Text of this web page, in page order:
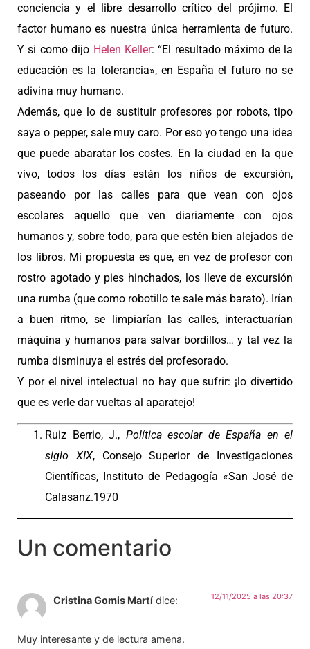
conciencia y el libre desarrollo crítico del prójimo. El
factor humano es nuestra única herramienta de futuro.
Y si como dijo Helen Keller: “El resultado máximo de la
educación es la tolerancia», en España el futuro no se
adivina muy humano.
Además, que lo de sustituir profesores por robots, tipo
saya o pepper, sale muy caro. Por eso yo tengo una idea
que puede abaratar los costes. En la ciudad en la que
vivo, todos los días están los niños de excursión,
paseando por las calles para que vean con ojos
escolares aquello que ven diariamente con ojos
humanos y, sobre todo, para que estén bien alejados de
los libros. Mi propuesta es que, en vez de profesor con
rostro agotado y pies hinchados, los lleve de excursión
una rumba (que como robotillo te sale más barato). Irían
a buen ritmo, se limpiarían las calles, interactuarían
máquina y humanos para salvar bordillos… y tal vez la
rumba disminuya el estrés del profesorado.
Y por el nivel intelectual no hay que sufrir: ¡lo divertido
que es verle dar vueltas al aparatejo!
Ruiz Berrio, J., Política escolar de España en el
siglo XIX, Consejo Superior de Investigaciones
Científicas, Instituto de Pedagogía «San José de
Calasanz.1970
Un comentario
Cristina Gomis Martí dice: 12/11/2025 a las 20:37
Muy interesante y de lectura amena.